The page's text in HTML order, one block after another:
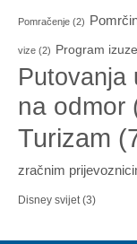
Pomračenje (2)
vize (2) Program
Putovanja
na odmor
Turizam
zračnim
Disney svijet(3)